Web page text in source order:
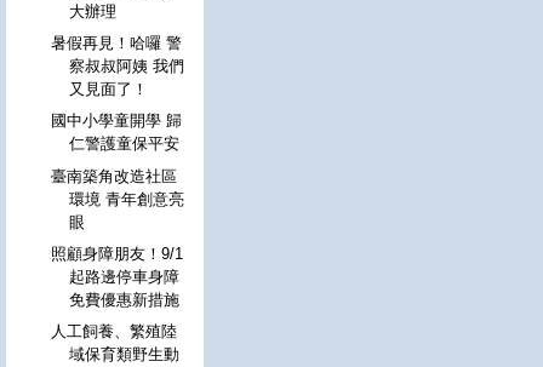
大辦理
暑假再見！哈囉 警
察叔叔阿姨 我們
又見面了！
國中小學童開學 歸
仁警護童保平安
臺南築角改造社區
環境 青年創意亮
眼
照顧身障朋友！9/1
起路邊停車身障
免費優惠新措施
人工飼養、繁殖陸
域保育類野生動